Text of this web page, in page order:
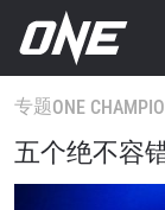
专题ONE
五个绝不容